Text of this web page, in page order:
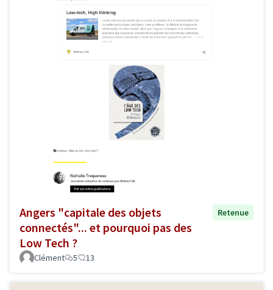
Angers "capitale des objets
connectés"... et pourquoi pas des
Low Tech ?
Retenue
Clément 5 13